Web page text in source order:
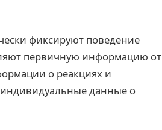
фиксируют поведение
первичную информацию от
о реакциях и
индивидуальные данные о